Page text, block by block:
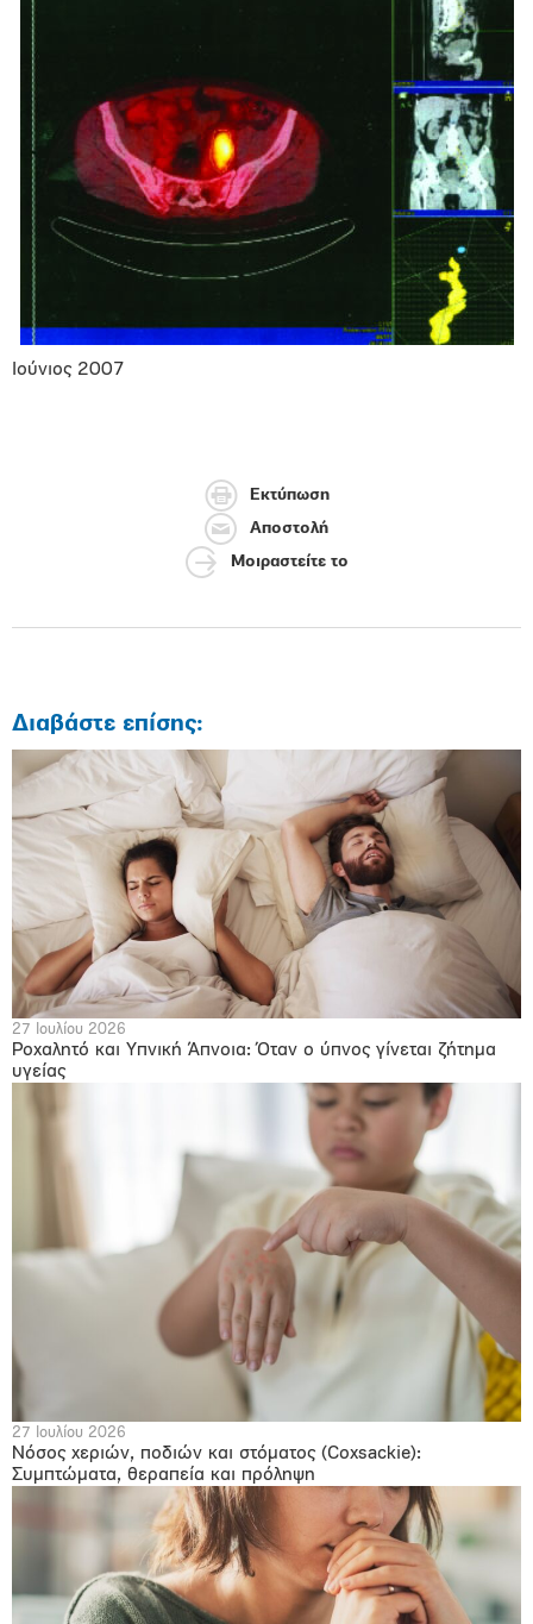
Ιούνιος 2007
Εκτύπωση
Αποστολή
Μοιραστείτε το
Διαβάστε επίσης:
27 Ιουλίου 2026
Ροχαλητό και Υπνική Άπνοια: Όταν ο ύπνος γίνεται ζήτημα
υγείας
27 Ιουλίου 2026
Νόσος χεριών, ποδιών και στόματος (Coxsackie):
Συμπτώματα, θεραπεία και πρόληψη